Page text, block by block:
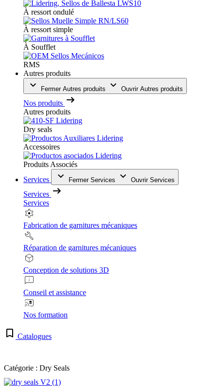
À ressort ondulé
À ressort simple
À Soufflet
RMS
Autres produits
Fermer Autres produits Ouvrir Autres produits
Nos produits
Autres produits
Dry seals
Accessoires
Produits Associés
Services
Fermer Services Ouvrir Services
Services
Services
Fabrication de garnitures mécaniques
Réparation de garnitures mécaniques
Conception de solutions 3D
Conseil et assistance
Nos formation
Catalogues
Catégorie : Dry Seals